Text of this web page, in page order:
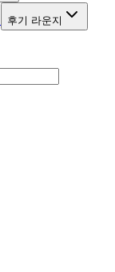
후기 라운지